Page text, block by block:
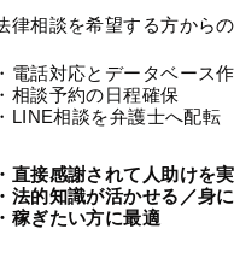
律相談を希望する方から
電話対応とデータベース
相談予約の日程確保
LINE相談を弁護士へ配転
直接感謝されて人助けを
法的知識が活かせる／身に
稼ぎたい方に最適